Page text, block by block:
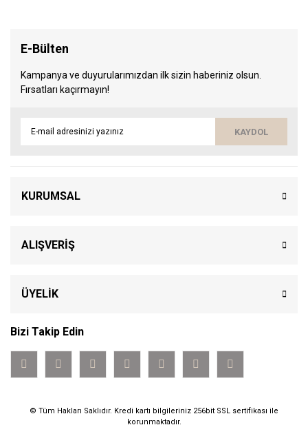
E-Bülten
Kampanya ve duyurularımızdan ilk sizin haberiniz olsun.
Fırsatları kaçırmayın!
KAYDOL
KURUMSAL
ALIŞVERİŞ
ÜYELİK
Bizi Takip Edin
© Tüm Hakları Saklıdır. Kredi kartı bilgileriniz 256bit SSL sertifikası ile
korunmaktadır.